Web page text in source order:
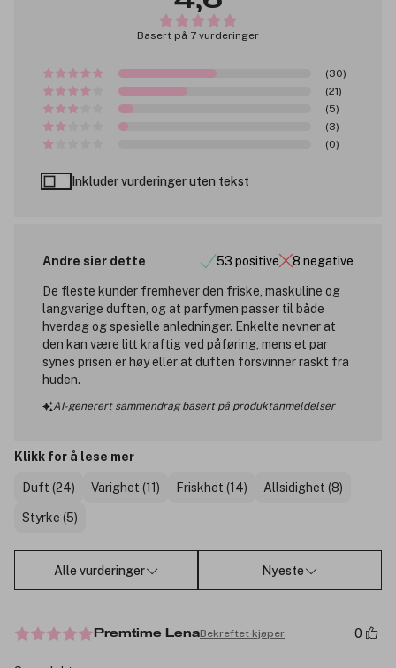
Basert på 7 vurderinger
(30)
(21)
(5)
(3)
(0)
Inkluder vurderinger uten tekst
Andre sier dette 53 positive 8 negative
De fleste kunder fremhever den friske, maskuline og
langvarige duften, og at parfymen passer til både
hverdag og spesielle anledninger. Enkelte nevner at
den kan være litt kraftig ved påføring, mens et par
synes prisen er høy eller at duften forsvinner raskt fra
huden.
AI-generert sammendrag basert på produktanmeldelser
Klikk for å lese mer
Duft (24) Varighet (11) Friskhet (14) Allsidighet (8)
Styrke (5)
Alle vurderinger Nyeste
Premtime LenaBekreftet kjøper 0